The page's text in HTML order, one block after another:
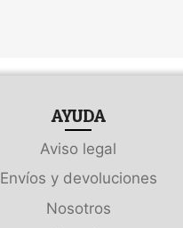
AYUDA
Aviso legal
Envíos y devoluciones
Nosotros